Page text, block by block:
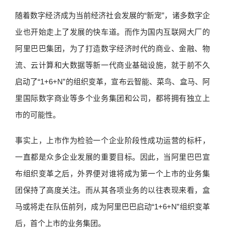
随着数字经济成为当前经济社会发展的“新宠”，诸多数字企
业也开始走上了发展的快车道。而作为国内互联网大厂的
阿里巴巴集团，为了打造数字经济时代的商业、金融、物
流、云计算和大数据等新一代商业基础设施，就于前不久
启动了“1+6+N”的组织变革，宣布云智能、菜鸟、盒马、阿
里国际数字商业等多个业务集团和公司，都将拥有独立上
市的可能性。
事实上，上市作为检验一个企业阶段性成功运营的标杆，
一直都是众多企业发展的重要目标。因此，当阿里巴巴宣
布组织变革之后，外界便对谁将成为第一个上市的业务集
团保持了高度关注。而从其各项业务的以往表现来看，盒
马或将走在队伍前列，成为阿里巴巴启动“1+6+N”组织变革
后，首个上市的业务集团。